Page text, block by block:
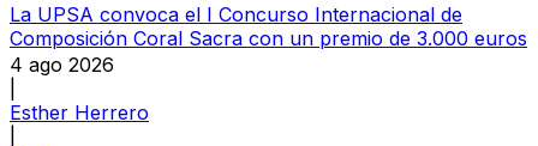
La UPSA convoca el I Concurso Internacional de
Composición Coral Sacra con un premio de 3.000 euros
4 ago 2026
Esther Herrero